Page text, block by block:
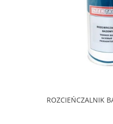
ROZCIEŃCZALNIK